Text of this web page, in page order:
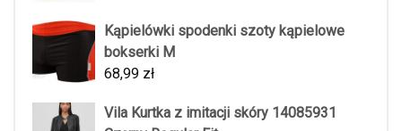
Kąpielówki spodenki szoty kąpielowe
bokserki M
68,99 zł
Vila Kurtka z imitacji skóry 14085931